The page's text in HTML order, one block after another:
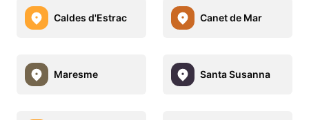
Caldes d'Estrac Canet de Mar
Maresme Santa Susanna